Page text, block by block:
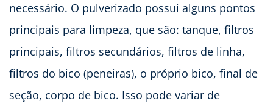
necessário. O pulverizado possui alguns pontos
principais para limpeza, que são: tanque, filtros
principais, filtros secundários, filtros de linha,
filtros do bico (peneiras), o próprio bico, final de
seção, corpo de bico. Isso pode variar de